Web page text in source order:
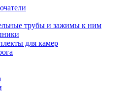
трубы и зажимы к ним
для камер